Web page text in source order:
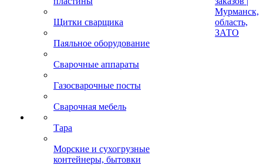
Щитки сварщика
Паяльное оборудование
Сварочные аппараты
Газосварочные посты
Сварочная мебель
Тара
Морские и сухогрузные
контейнеры, бытовки
Мурманск,
область,
ЗАТО